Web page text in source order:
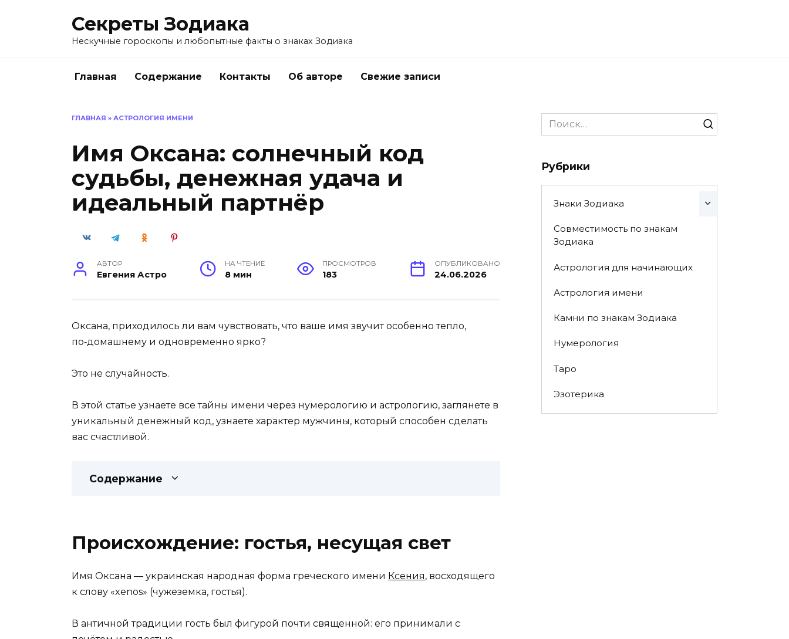
Секреты Зодиака
Нескучные гороскопы и любопытные факты о знаках Зодиака
Главная Содержание Контакты Об авторе Свежие записи
ГЛАВНАЯ » АСТРОЛОГИЯ ИМЕНИ
Имя Оксана: солнечный код
судьбы, денежная удача и
идеальный партнёр
АВТОР
Евгения Астро
НА ЧТЕНИЕ
8 мин
ПРОСМОТРОВ
183
ОПУБЛИКОВАНО
24.06.2026
Оксана, приходилось ли вам чувствовать, что ваше имя звучит особенно тепло,
по‑домашнему и одновременно ярко?
Это не случайность.
В этой статье узнаете все тайны имени через нумерологию и астрологию, заглянете в
уникальный денежный код, узнаете характер мужчины, который способен сделать
вас счастливой.
Содержание
Происхождение: гостья, несущая свет
Имя Оксана — украинская народная форма греческого имени Ксения, восходящего
к слову «xenos» (чужеземка, гостья).
В античной традиции гость был фигурой почти священной: его принимали с
Search
for:
Рубрики
Знаки Зодиака
Совместимость по знакам
Зодиака
Астрология для начинающих
Астрология имени
Камни по знакам Зодиака
Нумерология
Таро
Эзотерика